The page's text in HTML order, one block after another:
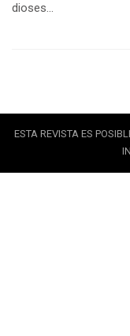
dioses…
ESTA REVISTA ES